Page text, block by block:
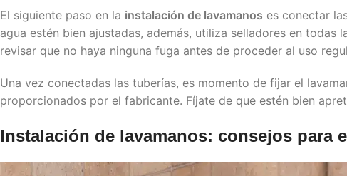
El siguiente paso en la instalación de lavamanos es conectar
agua estén bien ajustadas, además, utiliza selladores en todas
revisar que no haya ninguna fuga antes de proceder al uso
Una vez conectadas las tuberías, es momento de fijar el
proporcionados por el fabricante. Fíjate de que estén bien
Instalación de lavamanos: consejos para